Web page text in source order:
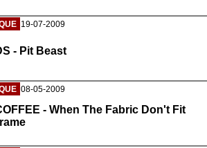
19-07-2009
- Pit Beast
08-05-2009
- When The Fabric Don't Fit